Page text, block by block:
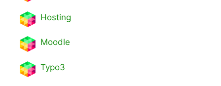
Hosting
Moodle
Typo3